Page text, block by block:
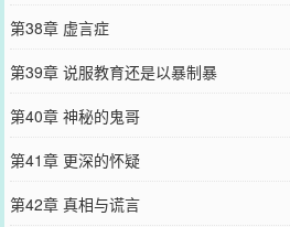
第38章 虚言症
第39章 说服教育还是以暴制暴
第40章 神秘的鬼哥
第41章 更深的怀疑
第42章 真相与谎言